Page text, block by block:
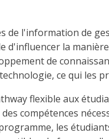
de l'information de
d'influencer la
de
ce qui les
flexible aux
compétences
les